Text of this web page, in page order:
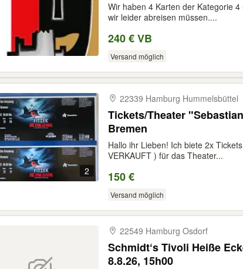
Wir haben 4 Karten der Kategorie
wir leider abreisen müssen....
240 € VB
Versand möglich
2
22339 Hamburg Hummelsbüttel
Tickets/Theater "Sebastian Fitzek- Die Einladung" in
Bremen
Hallo ihr Lieben! Ich biete 2x
VERKAUFT ) für das Theater...
150 €
Versand möglich
22549 Hamburg Osdorf
Schmidt‘s Tivoli Heiße
8.8.26, 15h00